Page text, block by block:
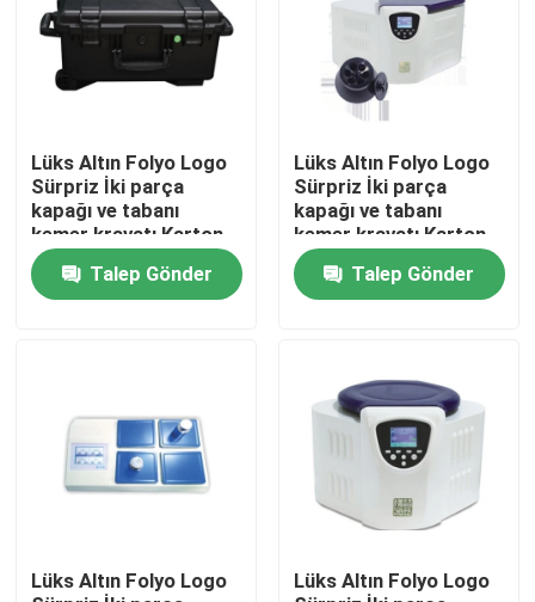
VİDEOLAR
Lüks Altın Folyo Logo
Sürpriz İki parça
kapağı ve tabanı
kemer kravatı Karton
Doğum Günü Hediye
Kağıt Paket Kutusu
Talep Gönder
Lüks Altın Folyo Logo
Sürpriz İki parça
kapağı ve tabanı
kemer kravatı Karton
Doğum Günü Hediye
Kağıt Paket Kutusu
Talep Gönder
Lüks Altın Folyo Logo
Lüks Altın Folyo Logo